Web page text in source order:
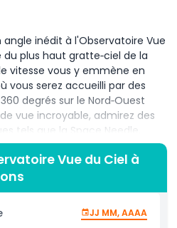
inédit à l'Observatoire Vue
plus haut gratte‑ciel de la
vitesse vous y emmène en
vous serez accueilli par des
degrés sur le Nord‑Ouest
vue incroyable, admirez des
tels que la Space Needle,
d'horizon du centre‑ville. Par
Rainier au loin, une vue
la beauté naturelle de la
du sol au plafond,
parfait pour des photos, en
pour les voyageurs à la
Vue du Ciel à
JJ MM, AAAA